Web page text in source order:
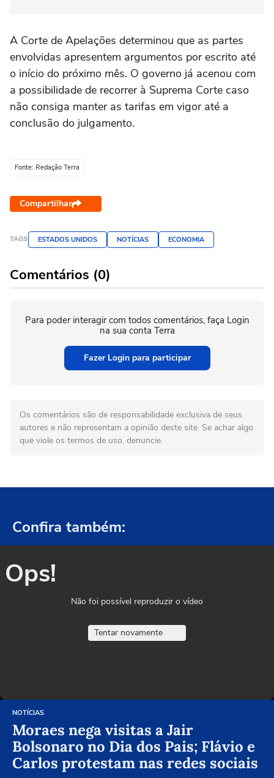
A Corte de Apelações determinou que as partes
envolvidas apresentem argumentos por escrito até
o início do próximo mês. O governo já acenou com
a possibilidade de recorrer à Suprema Corte caso
não consiga manter as tarifas em vigor até a
conclusão do julgamento.
Fonte: Redação Terra
Compartilhar
TAGS ESTADOS UNIDOS NOTÍCIAS ECONOMIA
Comentários (0)
Para poder interagir com todos comentários, faça Login
na sua conta Terra
Fazer Login para participar
Os comentários são de responsabilidade exclusiva de seus
autores e não representam a opinião deste site. Se achar algo
que viole os termos de uso, denuncie.
Confira também:
Ops!
Não foi possível reproduzir o vídeo
Tentar novamente
NOTÍCIAS
Moraes nega visitas a Jair
Bolsonaro no Dia dos Pais; Flávio e
Carlos protestam nas redes sociais